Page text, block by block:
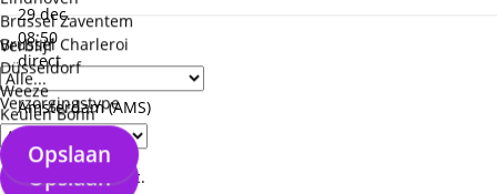
Verblijf
Verzorgingstype
Opslaan
Brussel Zaventem
Brussel Charleroi
Düsseldorf
Weeze
Keulen Bonn
Opslaan
29 dec.
08:50
direct
10:30
Amsterdam (AMS)
02:40
Porto (OPO)
Terugreis
31 dec.